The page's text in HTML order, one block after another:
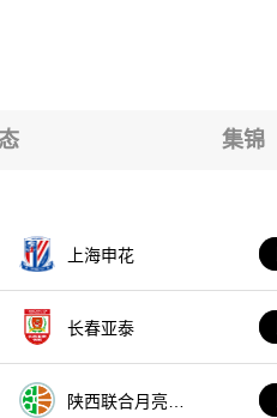
集锦
上海申花
长春亚泰
陕西联合月亮泊